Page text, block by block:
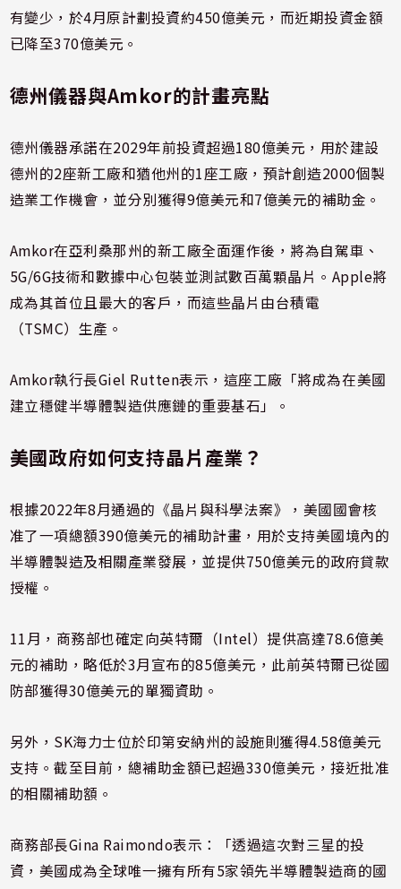
有變少，於4月原計劃投資約450億美元，而近期投資金額
已降至370億美元。
德州儀器與Amkor的計畫亮點
德州儀器承諾在2029年前投資超過180億美元，用於建設
德州的2座新工廠和猶他州的1座工廠，預計創造2000個製
造業工作機會，並分別獲得9億美元和7億美元的補助金。
Amkor在亞利桑那州的新工廠全面運作後，將為自駕車、
5G/6G技術和數據中心包裝並測試數百萬顆晶片。Apple將
成為其首位且最大的客戶，而這些晶片由台積電
（TSMC）生產。
Amkor執行長Giel Rutten表示，這座工廠「將成為在美國
建立穩健半導體製造供應鏈的重要基石」。
美國政府如何支持晶片產業？
根據2022年8月通過的《晶片與科學法案》，美國國會核
准了一項總額390億美元的補助計畫，用於支持美國境內的
半導體製造及相關產業發展，並提供750億美元的政府貸款
授權。
11月，商務部也確定向英特爾（Intel）提供高達78.6億美
元的補助，略低於3月宣布的85億美元，此前英特爾已從國
防部獲得30億美元的單獨資助。
另外，SK海力士位於印第安納州的設施則獲得4.58億美元
支持。截至目前，總補助金額已超過330億美元，接近批准
的相關補助額。
商務部長Gina Raimondo表示：「透過這次對三星的投
資，美國成為全球唯一擁有所有5家領先半導體製造商的國